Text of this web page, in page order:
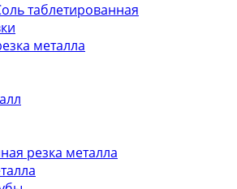
таблетированная
металла
резка металла